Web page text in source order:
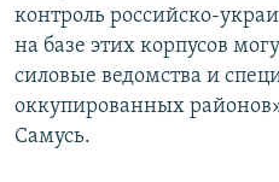
контроль российско-
на базе этих корпусов
силовые ведомства и
оккупированных
Самусь.